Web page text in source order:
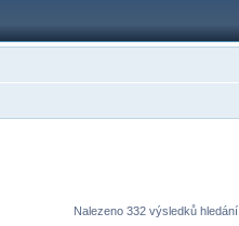
Nalezeno 332 výsledků hledání